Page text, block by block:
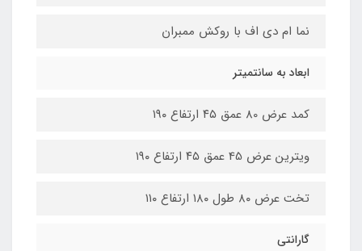
نما ام دی اف با روکش ممبران
ابعاد به سانتمیتر
کمد عرض 80 عمق ۴۵ ارتفاع ۱۹۰
ویترین عرض 45 عمق ۴۵ ارتفاع ۱۹۰
تخت عرض ۸۰ طول ۱۸۰ ارتفاع ۱۱۰
گارانتی